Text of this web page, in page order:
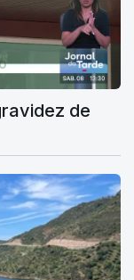
de